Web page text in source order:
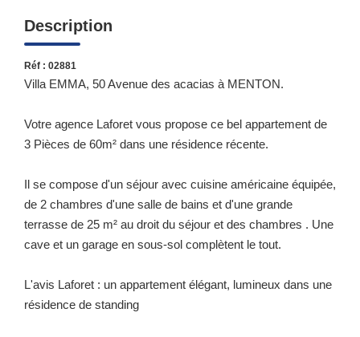
Description
Réf : 02881
Villa EMMA, 50 Avenue des acacias à MENTON.
Votre agence Laforet vous propose ce bel appartement de
3 Pièces de 60m² dans une résidence récente.
Il se compose d'un séjour avec cuisine américaine équipée,
de 2 chambres d'une salle de bains et d'une grande
terrasse de 25 m² au droit du séjour et des chambres . Une
cave et un garage en sous-sol complètent le tout.
L'avis Laforet : un appartement élégant, lumineux dans une
résidence de standing